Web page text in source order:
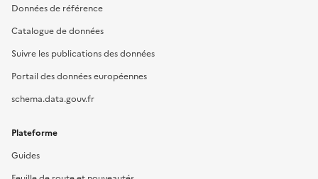
Données de référence
Catalogue de données
Suivre les publications des données
Portail des données européennes
schema.data.gouv.fr
Plateforme
Guides